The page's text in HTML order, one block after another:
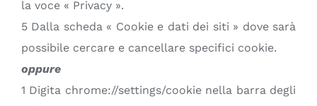
la voce « Privacy ».
5 Dalla scheda « Cookie e dati dei siti » dove sarà
possibile cercare e cancellare specifici cookie.
oppure
1 Digita chrome://settings/cookie nella barra degli